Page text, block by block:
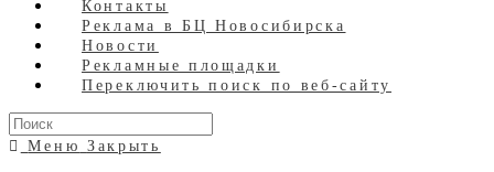
Контакты
Реклама в БЦ Новосибирска
Новости
Рекламные площадки
Переключить поиск по веб-сайту
Меню Закрыть